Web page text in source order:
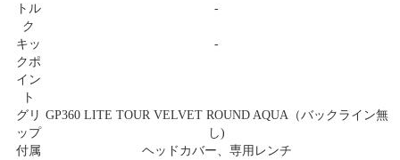
トル
ク
-
キッ
クポ
イン
ト
-
グリ
ップ
GP360 LITE TOUR VELVET ROUND AQUA（バックライン無
し)
付属
ヘッドカバー、専用レンチ